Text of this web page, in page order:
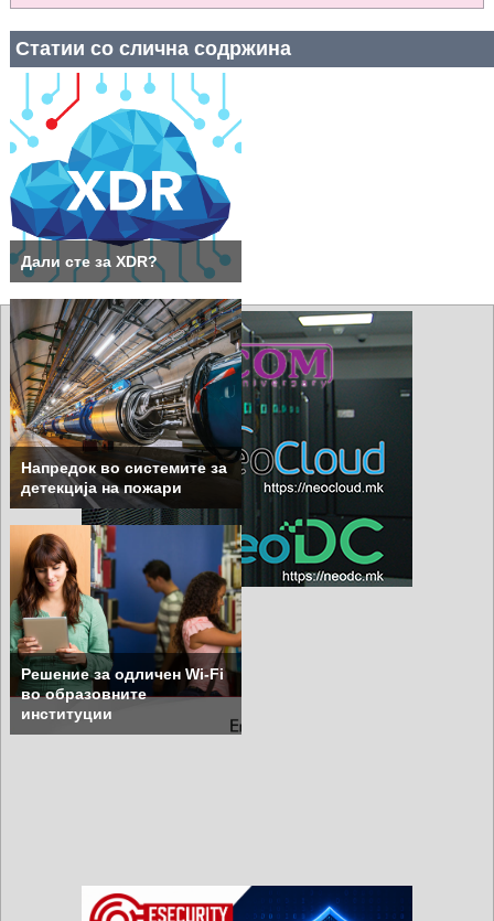
Статии со слична содржина
Дали сте за XDR?
Напредок во системите за
детекција на пожари
Решение за одличен Wi-Fi
во образовните
институции